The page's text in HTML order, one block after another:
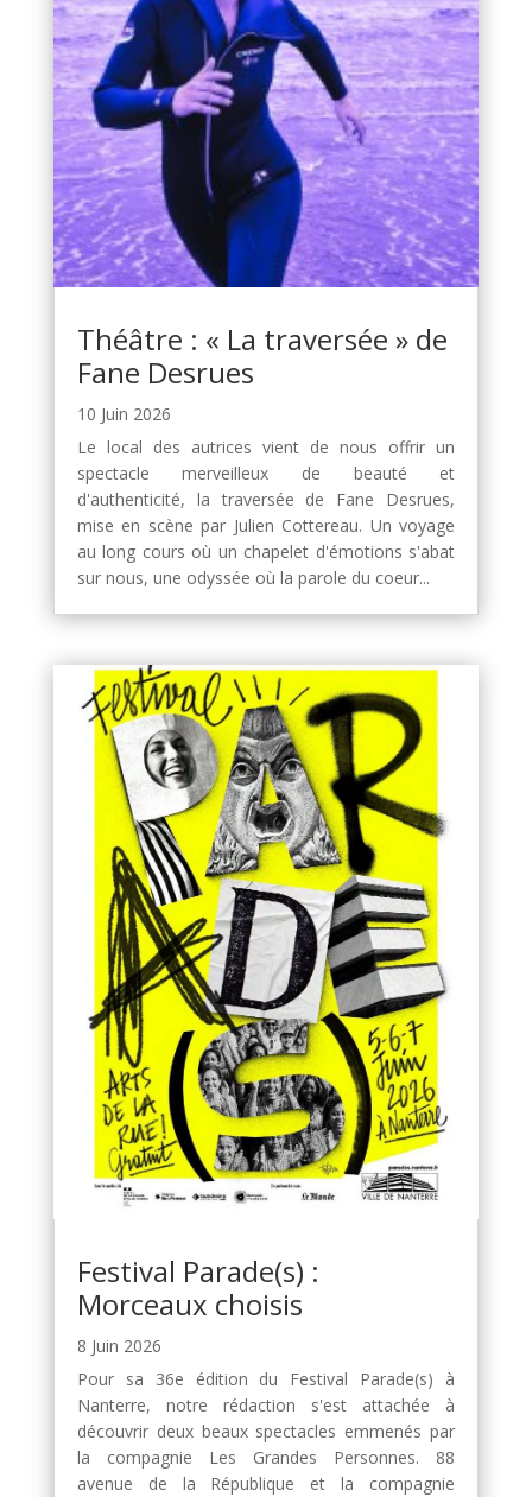
Théâtre : « La traversée » de
Fane Desrues
10 Juin 2026
Le local des autrices vient de nous offrir un
spectacle merveilleux de beauté et
d'authenticité, la traversée de Fane Desrues,
mise en scène par Julien Cottereau. Un voyage
au long cours où un chapelet d'émotions s'abat
sur nous, une odyssée où la parole du coeur...
Festival Parade(s) :
Morceaux choisis
8 Juin 2026
Pour sa 36e édition du Festival Parade(s) à
Nanterre, notre rédaction s'est attachée à
découvrir deux beaux spectacles emmenés par
la compagnie Les Grandes Personnes. 88
avenue de la République et la compagnie